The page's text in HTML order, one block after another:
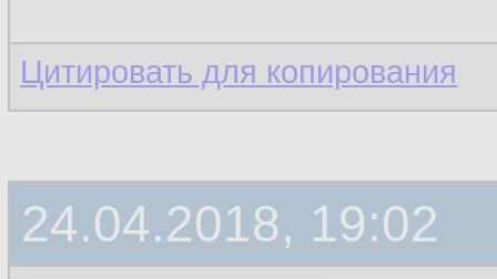
Цитировать для копирования
24.04.2018, 19:02